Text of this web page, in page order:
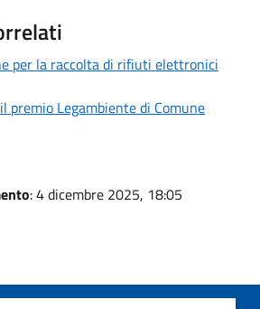
per la raccolta di rifiuti elettronici
premio Legambiente di Comune
: 4 dicembre 2025, 18:05